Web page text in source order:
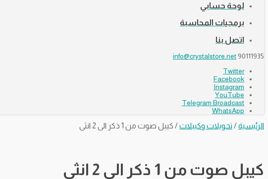
لوحة حسابي
برمجيات المحاسبة
اتصل بنا
90111935
info@crystalstore.net
Twitter
Facebook
Instagram
YouTube
Telegram Broadcast
WhatsApp
الرئيسية/ تحويلات وكيبلات/ كيبل صوت من 1 ذكر الى 2 انثى
كيبل صوت من 1 ذكر الى 2 انثى